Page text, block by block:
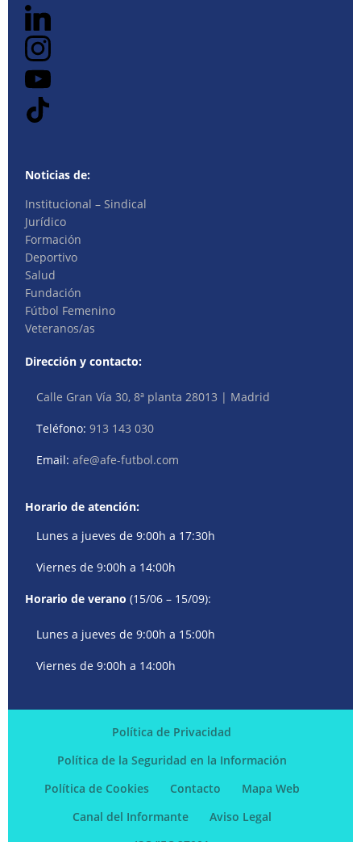
Noticias de:
Institucional – Sindical
Jurídico
Formación
Deportivo
Salud
Fundación
Fútbol Femenino
Veteranos/as
Dirección y contacto:
Calle Gran Vía 30, 8ª planta 28013 | Madrid
Teléfono:913 143 030
Email:afe@afe-futbol.com
Horario de atención:
Lunes a jueves de 9:00h a 17:30h
Viernes de 9:00h a 14:00h
Horario de verano (15/06 – 15/09):
Lunes a jueves de 9:00h a 15:00h
Viernes de 9:00h a 14:00h
Política de Privacidad
Política de la Seguridad en la Información
Política de Cookies
Contacto
Mapa Web
Canal del Informante
Aviso Legal